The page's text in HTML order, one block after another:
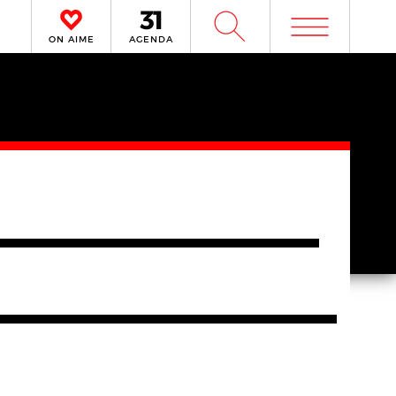
ON AIME AGENDA W m